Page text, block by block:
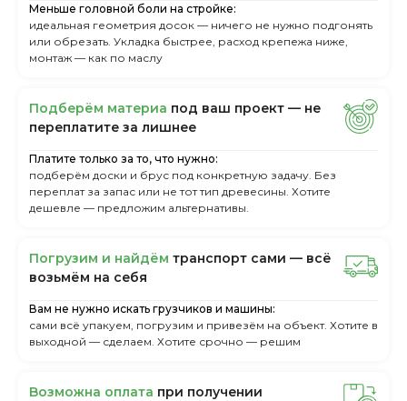
Меньше головной боли на стройке:
идеальная геометрия досок — ничего не нужно подгонять
или обрезать. Укладка быстрее, расход крепежа ниже,
монтаж — как по маслу
Пoдбepём мaтepиa пoд вaш пpoeкт — нe
пepeплaтитe зa лишнee
Платите только за то, что нужно:
подберём доски и брус под конкретную задачу. Без
переплат за запас или не тот тип древесины. Хотите
дешевле — предложим альтернативы.
Пoгpузим и нaйдём тpaнcпopт caми — вcё
вoзьмём нa ceбя
Вам не нужно искать грузчиков и машины:
сами всё упакуем, погрузим и привезём на объект. Хотите в
выходной — сделаем. Хотите срочно — решим
Boзмoжнa oплaтa пpи пoлучeнии